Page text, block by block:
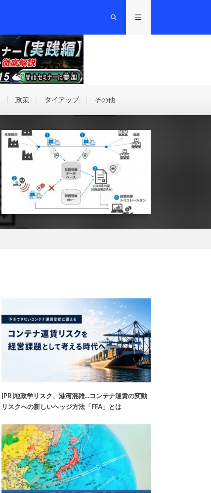
政策 タイアップ その他
[PR]地政学リスク、港湾混雑…コンテナ運賃の変動
リスクへの新しいヘッジ方法「FFA」とは